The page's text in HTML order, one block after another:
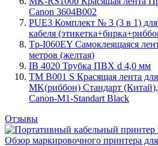
Canon 3604B002
PUE3 Комплект № 3 (3 в 1)
кабеля
Tp-I060EY Самоклеящаяся
метров (желтая)
IB 4020 Трубка ПВХ d 4,0 мм
TM B001 S Красящая лента
MK(риббон) Стандарт
Canon-M1-Standart Black
Отзывы
Обзор маркировочного принтера